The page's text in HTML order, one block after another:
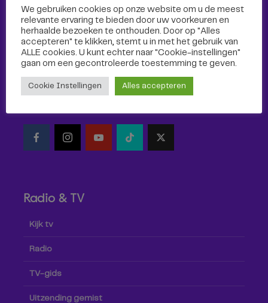
Volg ons!
Volg Omroep Tilburg niet alleen hier, maar ook via social
Radio & TV
Kijk tv
Radio
TV-gids
Uitzending gemist
We gebruiken cookies op onze website om u de meest
relevante ervaring te bieden door uw voorkeuren en
herhaalde bezoeken te onthouden. Door op "Alles
accepteren" te klikken, stemt u in met het gebruik van
ALLE cookies. U kunt echter naar "Cookie-instellingen"
gaan om een ​​gecontroleerde toestemming te geven.
Cookie Instellingen Alles accepteren